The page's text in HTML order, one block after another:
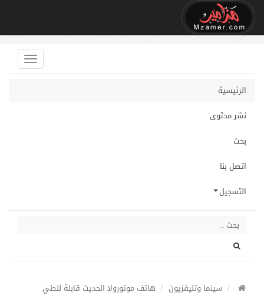
الرئيسية
نشر محتوى
بحث
اتصل بنا
التسجيل
سينما وتليفزيون هاتف موتورولا الحديث قابلة للطي